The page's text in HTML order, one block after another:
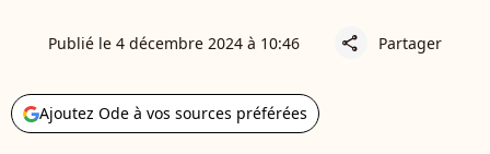
Publié le 4 décembre 2024 à 10:46 share Partager
Ajoutez Ode à vos sources préférées